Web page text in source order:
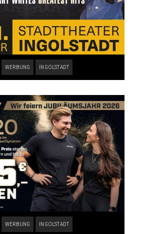
WERBUNG INGOLSTADT
WERBUNG INGOLSTADT